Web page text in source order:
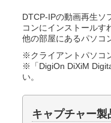
DTCP-IPの動画再生ソ
コンにインストールす
他の部屋にあるパソコ
※クライアントパソコ
※「DigiOn DiXiM
い。
キャプチャー